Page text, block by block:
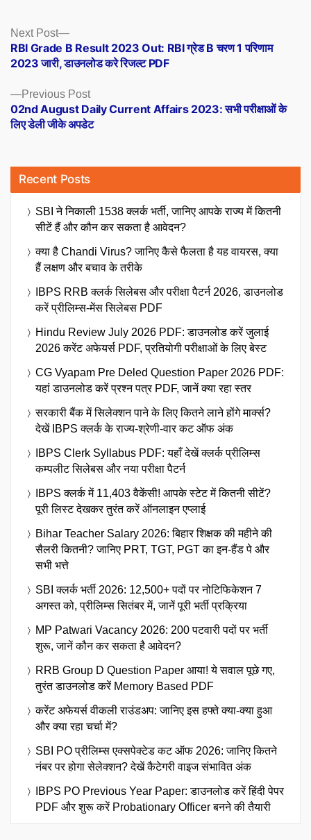
Posts
navigation
Previous PostPrevious
post:
02nd August Daily Current Affairs 2023: सभी परीक्षाओं के
लिए डेली जीके अपडेट
Next Post
Next
post:
RBI Grade B Result 2023 Out: RBI ग्रेड B चरण 1 परिणाम
2023 जारी, डाउनलोड करे रिजल्ट PDF
Recent Posts
SBI ने निकाली 1538 क्लर्क भर्ती, जानिए आपके राज्य में कितनी
सीटें हैं और कौन कर सकता है आवेदन?
क्या है Chandi Virus? जानिए कैसे फैलता है यह वायरस, क्या
हैं लक्षण और बचाव के तरीके
IBPS RRB क्लर्क सिलेबस और परीक्षा पैटर्न 2026, डाउनलोड
करें प्रीलिम्स-मेंस सिलेबस PDF
Hindu Review July 2026 PDF: डाउनलोड करें जुलाई
2026 करेंट अफेयर्स PDF, प्रतियोगी परीक्षाओं के लिए बेस्ट
CG Vyapam Pre Deled Question Paper 2026 PDF:
यहां डाउनलोड करें प्रश्न पत्र PDF, जानें क्या रहा स्तर
सरकारी बैंक में सिलेक्शन पाने के लिए कितने लाने होंगे मार्क्स?
देखें IBPS क्लर्क के राज्य-श्रेणी-वार कट ऑफ अंक
IBPS Clerk Syllabus PDF: यहाँ देखें क्लर्क प्रीलिम्स
कम्पलीट सिलेबस और नया परीक्षा पैटर्न
IBPS क्लर्क में 11,403 वैकेंसी! आपके स्टेट में कितनी सीटें?
पूरी लिस्ट देखकर तुरंत करें ऑनलाइन एप्लाई
Bihar Teacher Salary 2026: बिहार शिक्षक की महीने की
सैलरी कितनी? जानिए PRT, TGT, PGT का इन-हैंड पे और
सभी भत्ते
SBI क्लर्क भर्ती 2026: 12,500+ पदों पर नोटिफिकेशन 7
अगस्त को, प्रीलिम्स सितंबर में, जानें पूरी भर्ती प्रक्रिया
MP Patwari Vacancy 2026: 200 पटवारी पदों पर भर्ती
शुरू, जानें कौन कर सकता है आवेदन?
RRB Group D Question Paper आया! ये सवाल पूछे गए,
तुरंत डाउनलोड करें Memory Based PDF
करेंट अफेयर्स वीकली राउंडअप: जानिए इस हफ्ते क्या-क्या हुआ
और क्या रहा चर्चा में?
SBI PO प्रीलिम्स एक्सपेक्टेड कट ऑफ 2026: जानिए कितने
नंबर पर होगा सेलेक्शन? देखें कैटेगरी वाइज संभावित अंक
IBPS PO Previous Year Paper: डाउनलोड करें हिंदी पेपर
PDF और शुरू करें Probationary Officer बनने की तैयारी